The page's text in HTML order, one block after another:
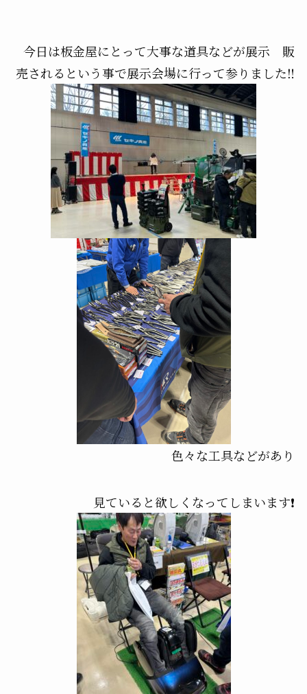
今日は板金屋にとって大事な道具などが展示 販
売されるという事で展示会場に行って参りました‼️
色々な工具などがあり
見ていると欲しくなってしまいます❗️